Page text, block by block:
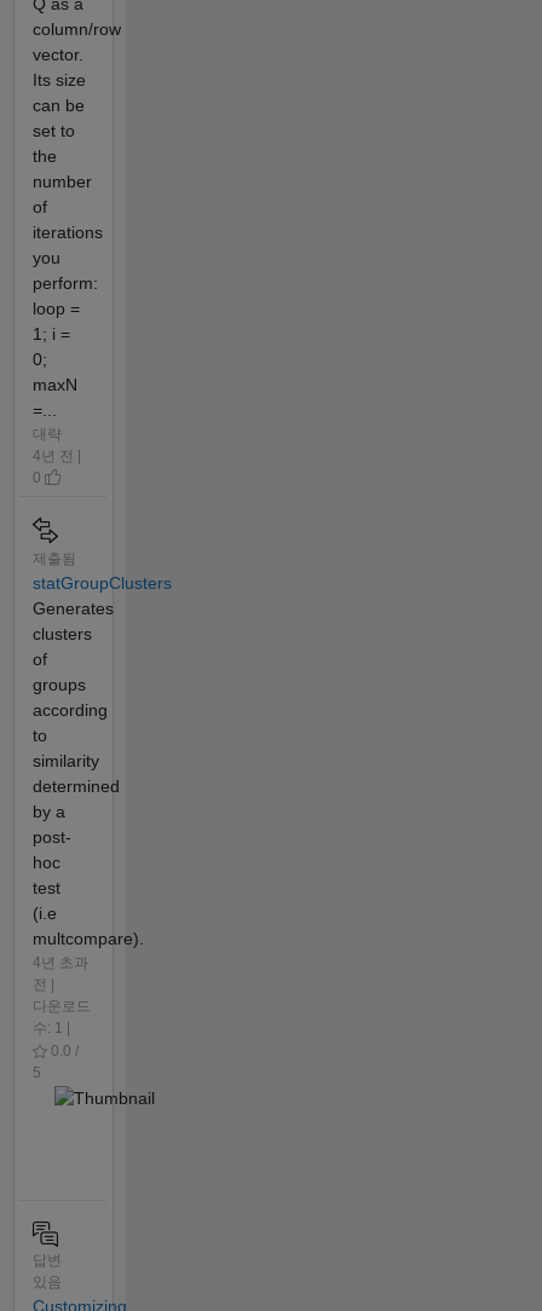
column/row
vector.
Its size
can be
set to
the
number
of
iterations
you
perform:
loop =
1; i =
0;
maxN
=...
대략
4년 전 |
0
제출됨
statGroupClusters
Generates
clusters
of
groups
according
to
similarity
determined
by a
post-
hoc
test
(i.e
multcompare).
4년 초과
전 |
다운로드
수: 1 |
0.0 /
5
답변
있음
Customizing